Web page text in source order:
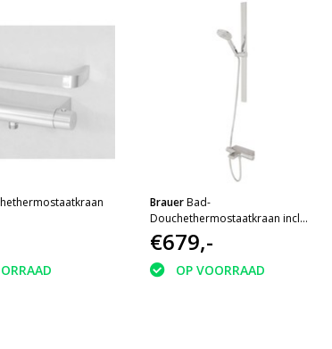
BrauerBad-
Douchethermostaatkraan incl
glijstangset
€679,-
OP VOORRAAD